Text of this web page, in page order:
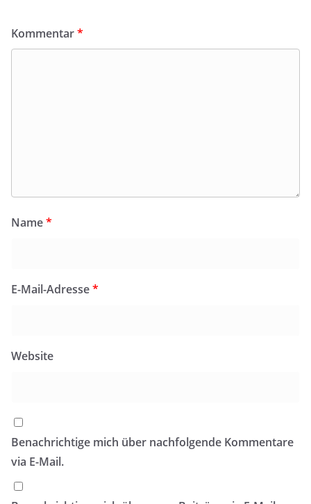
Kommentar*
Name*
E-Mail-Adresse*
Website
Benachrichtige mich über nachfolgende Kommentare
via E-Mail.